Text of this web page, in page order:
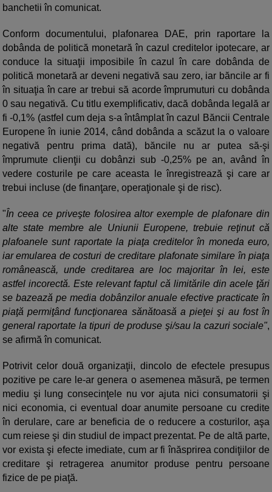
banchetii în comunicat.
Conform documentului, plafonarea DAE, prin raportare la
dobânda de politică monetară în cazul creditelor ipotecare, ar
conduce la situaţii imposibile în cazul în care dobânda de
politică monetară ar deveni negativă sau zero, iar băncile ar fi
în situaţia în care ar trebui să acorde împrumuturi cu dobânda
0 sau negativă. Cu titlu exemplificativ, dacă dobânda legală ar
fi -0,1% (astfel cum deja s-a întâmplat în cazul Băncii Centrale
Europene în iunie 2014, când dobânda a scăzut la o valoare
negativă pentru prima dată), băncile nu ar putea să-şi
împrumute clienţii cu dobânzi sub -0,25% pe an, având în
vedere costurile pe care aceasta le înregistrează şi care ar
trebui incluse (de finanţare, operaţionale şi de risc).
"În ceea ce priveşte folosirea altor exemple de plafonare din
alte state membre ale Uniunii Europene, trebuie reţinut că
plafoanele sunt raportate la piaţa creditelor în moneda euro,
iar emularea de costuri de creditare plafonate similare în piaţa
românească, unde creditarea are loc majoritar în lei, este
astfel incorectă. Este relevant faptul că limitările din acele ţări
se bazează pe media dobânzilor anuale efective practicate în
piaţă permiţând funcţionarea sănătoasă a pieţei şi au fost în
general raportate la tipuri de produse şi/sau la cazuri sociale",
se afirmă în comunicat.
Potrivit celor două organizaţii, dincolo de efectele presupus
pozitive pe care le-ar genera o asemenea măsură, pe termen
mediu şi lung consecinţele nu vor ajuta nici consumatorii şi
nici economia, ci eventual doar anumite persoane cu credite
în derulare, care ar beneficia de o reducere a costurilor, aşa
cum reiese şi din studiul de impact prezentat. Pe de altă parte,
vor exista şi efecte imediate, cum ar fi înăsprirea condiţiilor de
creditare şi retragerea anumitor produse pentru persoane
fizice de pe piaţă.